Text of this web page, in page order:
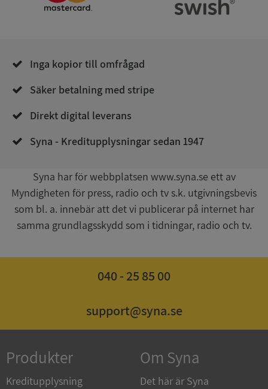
Inga kopior till omfrågad
Säker betalning med stripe
Direkt digital leverans
Syna - Kreditupplysningar sedan 1947
Syna har för webbplatsen www.syna.se ett av
Myndigheten för press, radio och tv s.k. utgivningsbevis
som bl. a. innebär att det vi publicerar på internet har
samma grundlagsskydd som i tidningar, radio och tv.
040 - 25 85 00
support@syna.se
Produkter
Kreditupplysning
Om Syna
Det här är Syna
__RequestVerificationToken
CookieScriptConsent
CookieScript
.syna.se
1 år 1
månad
www.google.com
ASP.NET_SessionId
Microsoft
Corporation
en.syna.se